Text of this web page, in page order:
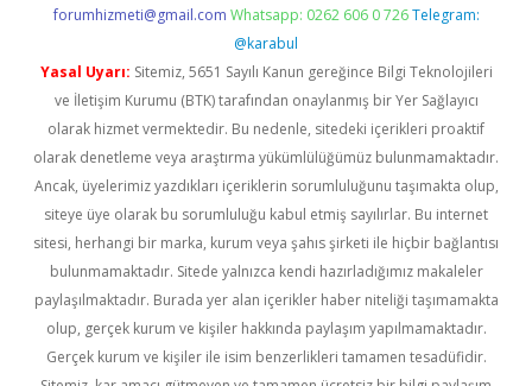
forumhizmeti@gmail.com Whatsapp: 0262 606 0 726 Telegram:
@karabul
Yasal Uyarı: Sitemiz, 5651 Sayılı Kanun gereğince Bilgi Teknolojileri
ve İletişim Kurumu (BTK) tarafından onaylanmış bir Yer Sağlayıcı
olarak hizmet vermektedir. Bu nedenle, sitedeki içerikleri proaktif
olarak denetleme veya araştırma yükümlülüğümüz bulunmamaktadır.
Ancak, üyelerimiz yazdıkları içeriklerin sorumluluğunu taşımakta olup,
siteye üye olarak bu sorumluluğu kabul etmiş sayılırlar. Bu internet
sitesi, herhangi bir marka, kurum veya şahıs şirketi ile hiçbir bağlantısı
bulunmamaktadır. Sitede yalnızca kendi hazırladığımız makaleler
paylaşılmaktadır. Burada yer alan içerikler haber niteliği taşımamakta
olup, gerçek kurum ve kişiler hakkında paylaşım yapılmamaktadır.
Gerçek kurum ve kişiler ile isim benzerlikleri tamamen tesadüfidir.